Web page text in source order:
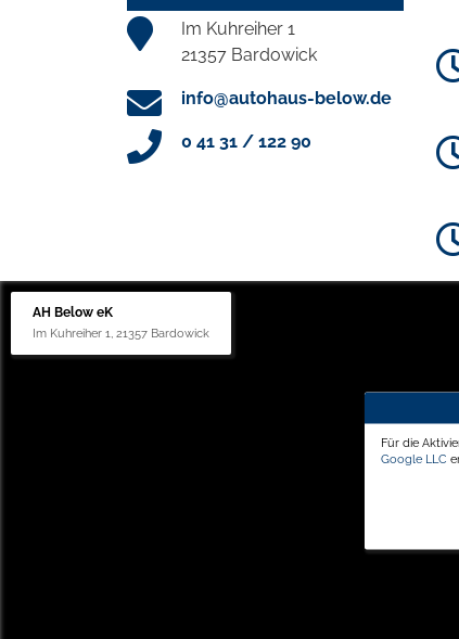
Im Kuhreiher 1
21357 Bardowick
info@autohaus-below.de
0 41 31 / 122 90
AH Below eK
Im Kuhreiher 1, 21357 Bardowick
Für die
Google LLC